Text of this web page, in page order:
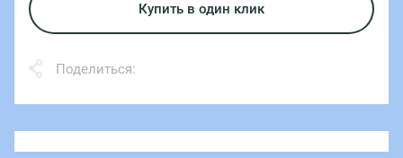
Купить в один клик
Поделиться: